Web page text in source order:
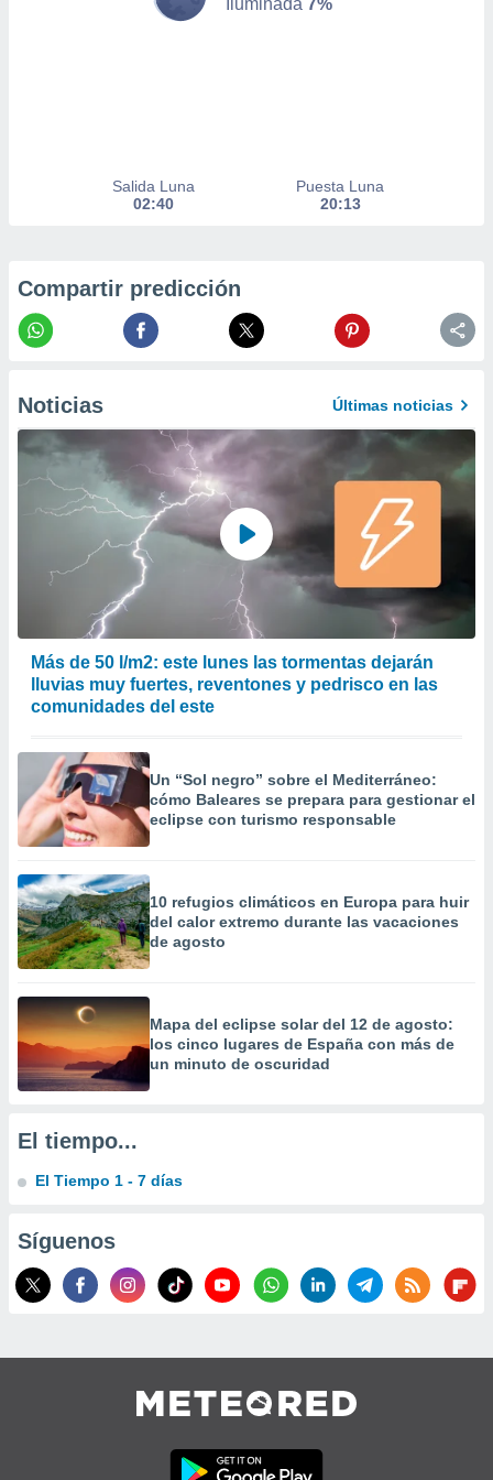
un
o acceder
uso de
contenido
medir el
de la
el
de
o a través
de
de
uso de
con el
e
mediante
publicidad
1199
Iluminada 7%
Salida Luna
02:40
Puesta Luna
20:13
Compartir predicción
Noticias Últimas noticias
Más de 50 l/m2: este lunes las tormentas dejarán
lluvias muy fuertes, reventones y pedrisco en las
comunidades del este
Un “Sol negro” sobre el Mediterráneo:
cómo Baleares se prepara para gestionar el
eclipse con turismo responsable
10 refugios climáticos en Europa para huir
del calor extremo durante las vacaciones
de agosto
Mapa del eclipse solar del 12 de agosto:
los cinco lugares de España con más de
un minuto de oscuridad
El tiempo...
El Tiempo 1 - 7 días
Síguenos